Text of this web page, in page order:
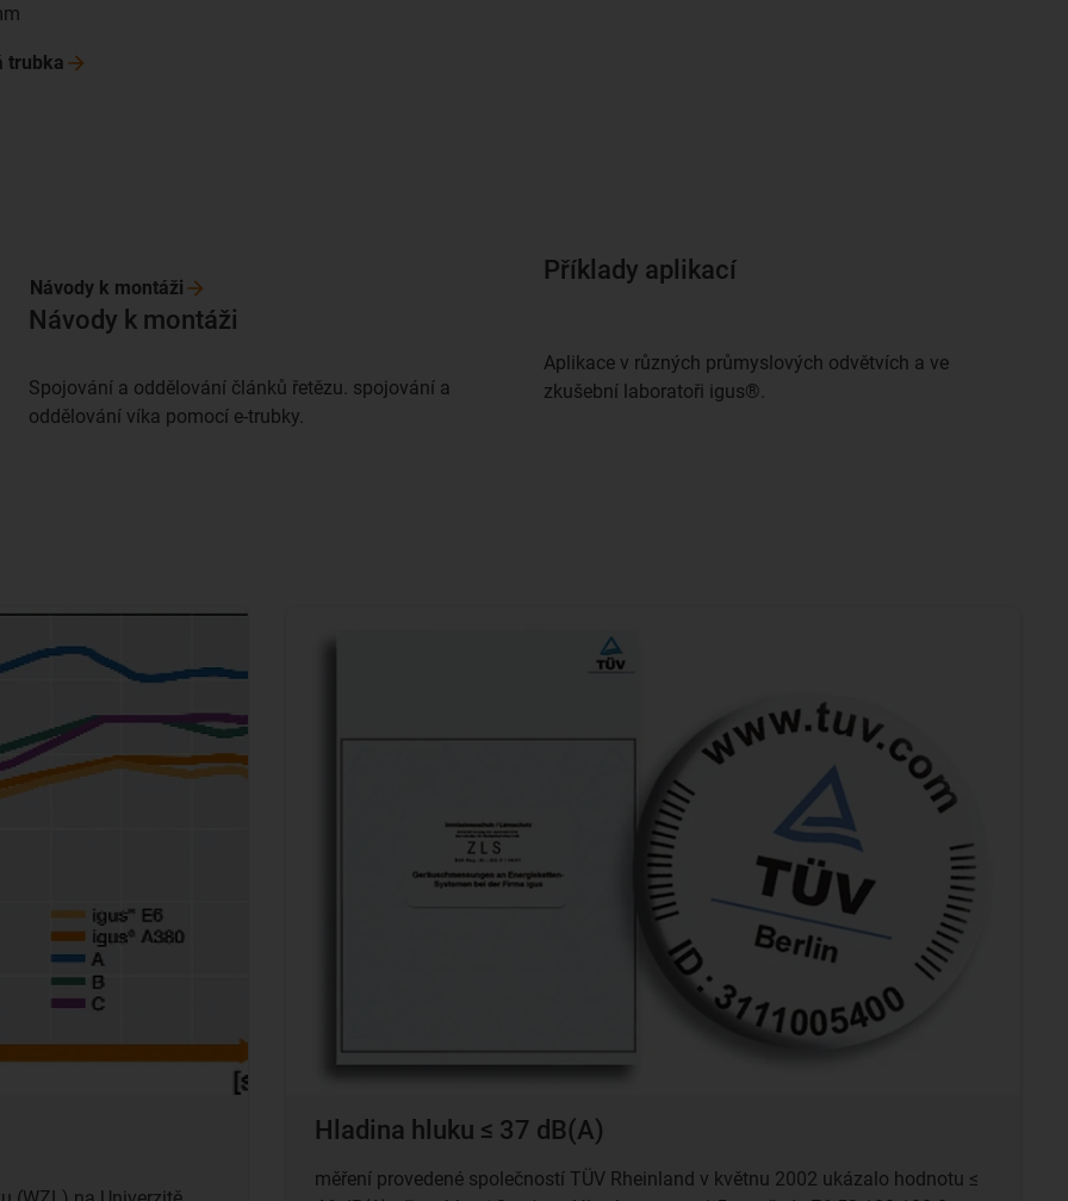
trubka
Návody k montáži
Spojování a oddělování článků řetězu. spojování a
oddělování víka pomocí e-trubky.
Návody k montáži
Příklady aplikací
Aplikace v různých průmyslových odvětvích a ve
zkušební laboratoři igus®.
Hladina hluku ≤ 37 dB(A)
měření provedené společností TÜV Rheinland v květnu 2002 ukázalo hodnotu ≤